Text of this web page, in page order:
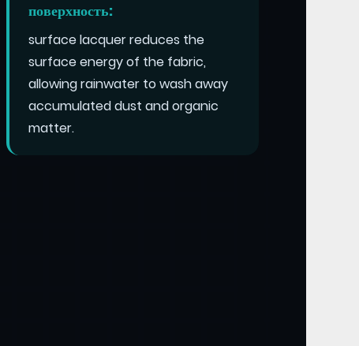
поверхность:
surface lacquer reduces the
surface energy of the fabric,
allowing rainwater to wash away
accumulated dust and organic
matter.